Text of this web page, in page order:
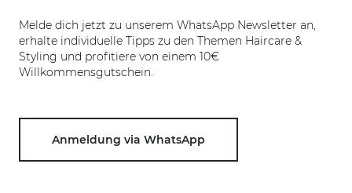
Melde dich jetzt zu unserem WhatsApp Newsletter an,
erhalte individuelle Tipps zu den Themen Haircare &
Styling und profitiere von einem 10€
Willkommensgutschein.
Anmeldung via WhatsApp